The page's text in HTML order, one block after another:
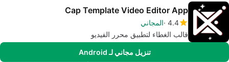
Cap Template Video Editor App
4.4 المجاني
قالب الغطاء لتطبيق محرر الفيديو
تنزيل مجاني لـ Android